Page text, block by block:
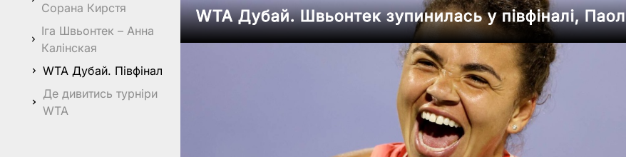
Сорана Кирстя
Іга Швьонтек – Анна
Калінская
WTA Дубай. Півфінал
Де дивитись турніри
WTA
WTA Дубай. Швьонтек зупинилась у півфіналі,